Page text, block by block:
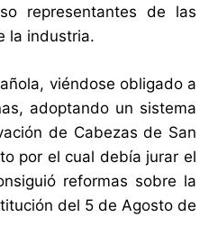
representantes de las
la industria.
viéndose obligado a
adoptando un sistema
de Cabezas de San
por el cual debía jurar el
reformas sobre la
del 5 de Agosto de